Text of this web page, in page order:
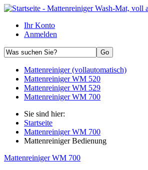
Ihr Konto
Anmelden
Mattenreiniger (vollautomatisch)
Mattenreiniger WM 520
Mattenreiniger WM 529
Mattenreiniger WM 700
Sie sind hier:
Startseite
Mattenreiniger WM 700
Mattenreiniger Bedienung
Mattenreiniger WM 700